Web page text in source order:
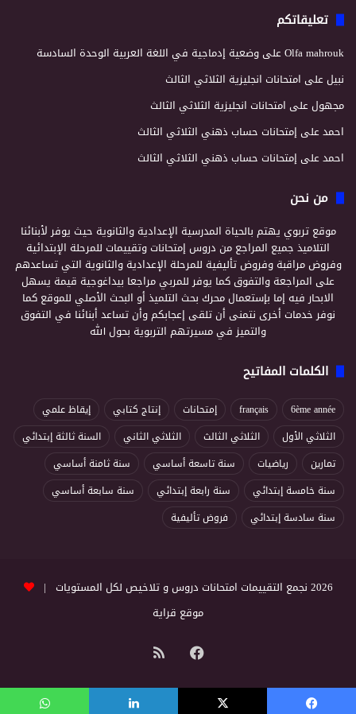
تعليقاتكم
Olfa mahroukعلى وضعية إدماجية في اللغة العربية الوحدة السادسة
نبيلعلى امتحانات انجليزية الثلاثي الثالث
مجهولعلى امتحانات انجليزية الثلاثي الثالث
احمدعلى إمتحانات حساب ذهني الثلاثي الثالث
احمدعلى إمتحانات حساب ذهني الثلاثي الثالث
من نحن
موقع تربوي يهتم بالحياة المدرسية الإعدادية والثانوية حيث يوفر لأبنائنا
التلاميذ جميع المراجع من دروس إمتحانات وتقييمات للمرحلة الإبتدائية
وفروض مراقبة وفروض تأليفية للمرحلة الإعدادية والثانوية التي تساعدهم
على المراجعة والتفوق كما يوفر للمربي مراجعا بيداغوجية قيمة يسهل
الابحار فيه إما بإستعمال محرك بحث التلميذ أو البحث الأصلي للموقع كما
نوفر خدمات أخرى نتمنى أن تلقى إعجابكم وأن تساعد أبنائنا في التفوق
والتميز في مسيرتهم التربوية بحول الله
الكلمات المفاتيح
6ème année
français إمتحانات إنتاج كتابي
إيقاظ علمي
الثلاثي الأول
الثلاثي الثالث الثلاثي الثاني
السنة ثالثة إبتدائي
تمارين
رياضيات سنة تاسعة أساسي
سنة ثامنة أساسي
سنة خامسة إبتدائي
سنة رابعة إبتدائي
سنة سابعة أساسي
سنة سادسة إبتدائي
فروض تأليفية
2026 نجمع التقييمات امتحانات دروس و تلاخيص لكل المستويات |
موقع قراية
فيسبوك
الموقع